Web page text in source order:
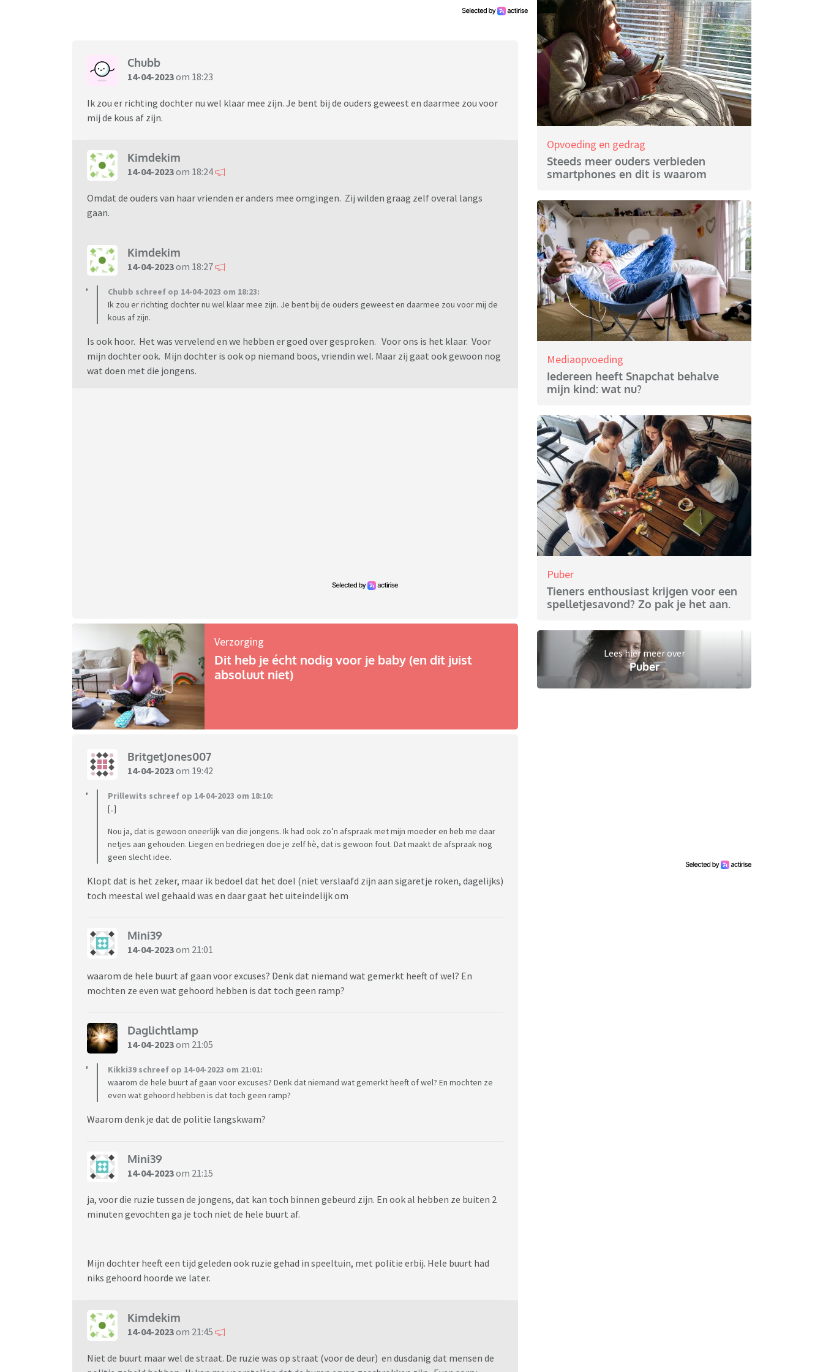
Chubb
14-04-2023om 18:23
Ik zou er richting dochter nu wel klaar mee zijn. Je bent bij de ouders geweest en daarmee zou voor
mij de kous af zijn.
Kimdekim
14-04-2023om 18:24
Omdat de ouders van haar vrienden er anders mee omgingen. Zij wilden graag zelf overal langs
gaan.
Kimdekim
14-04-2023om 18:27
Chubb schreef op 14-04-2023 om 18:23:
Ik zou er richting dochter nu wel klaar mee zijn. Je bent bij de ouders geweest en daarmee zou voor mij de
kous af zijn.
Is ook hoor. Het was vervelend en we hebben er goed over gesproken. Voor ons is het klaar. Voor
mijn dochter ook. Mijn dochter is ook op niemand boos, vriendin wel. Maar zij gaat ook gewoon nog
wat doen met die jongens.
Verzorging
Dit heb je écht nodig voor je baby (en dit juist
absoluut niet)
BritgetJones007
14-04-2023om 19:42
Prillewits schreef op 14-04-2023 om 18:10:
[..]
Nou ja, dat is gewoon oneerlijk van die jongens. Ik had ook zo’n afspraak met mijn moeder en heb me daar
netjes aan gehouden. Liegen en bedriegen doe je zelf hè, dat is gewoon fout. Dat maakt de afspraak nog
geen slecht idee.
Klopt dat is het zeker, maar ik bedoel dat het doel (niet verslaafd zijn aan sigaretje roken, dagelijks)
toch meestal wel gehaald was en daar gaat het uiteindelijk om
Mini39
14-04-2023om 21:01
waarom de hele buurt af gaan voor excuses? Denk dat niemand wat gemerkt heeft of wel? En
mochten ze even wat gehoord hebben is dat toch geen ramp?
Daglichtlamp
14-04-2023om 21:05
Kikki39 schreef op 14-04-2023 om 21:01:
waarom de hele buurt af gaan voor excuses? Denk dat niemand wat gemerkt heeft of wel? En mochten ze
even wat gehoord hebben is dat toch geen ramp?
Waarom denk je dat de politie langskwam?
Mini39
14-04-2023om 21:15
ja, voor die ruzie tussen de jongens, dat kan toch binnen gebeurd zijn. En ook al hebben ze buiten 2
minuten gevochten ga je toch niet de hele buurt af.
Mijn dochter heeft een tijd geleden ook ruzie gehad in speeltuin, met politie erbij. Hele buurt had
niks gehoord hoorde we later.
Kimdekim
14-04-2023om 21:45
Niet de buurt maar wel de straat. De ruzie was op straat (voor de deur) en dusdanig dat mensen de
Opvoeding en gedrag
Steeds meer ouders verbieden
smartphones en dit is waarom
Mediaopvoeding
Iedereen heeft Snapchat behalve
mijn kind: wat nu?
Puber
Tieners enthousiast krijgen voor een
spelletjesavond? Zo pak je het aan.
Lees hier meer over
Puber